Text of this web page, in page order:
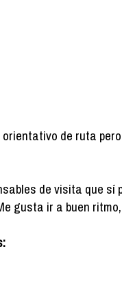
de ruta
de visita que sí
gusta ir a buen